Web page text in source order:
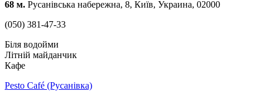
68 м. Русанівська набережна, 8, Київ, Украина, 02000
(050) 381-47-33
Біля водойми
Літній майданчик
Кафе
Pesto Café (Русанівка)